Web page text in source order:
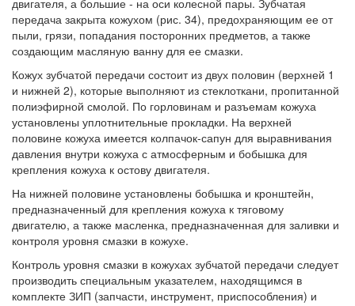
передача закрыта кожухом (рис. 34), предохраняющим ее от
пыли, грязи, попадания посторонних предметов, а также
создающим масляную ванну для ее смазки.
Кожух зубчатой передачи состоит из двух половин (верхней 1
и нижней 2), которые выполняют из стеклоткани, пропитанной
полиэфирной смолой. По горловинам и разъемам кожуха
установлены уплотнительные прокладки. На верхней
половине кожуха имеется колпачок-сапун для выравнивания
давления внутри кожуха с атмосферным и бобышка для
крепления кожуха к остову двигателя.
На нижней половине установлены бобышка и кронштейн,
предназначенный для крепления кожуха к тяговому
двигателю, а также масленка, предназначенная для заливки и
контроля уровня смазки в кожухе.
Контроль уровня смазки в кожухах зубчатой передачи следует
производить специальным указателем, находящимся в
комплекте ЗИП (запчасти, инструмент, приспособления) и